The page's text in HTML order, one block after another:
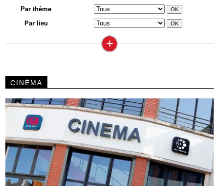
Par thème
Par lieu
+
CINÉMA